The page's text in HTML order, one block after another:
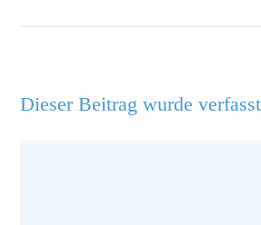
Dieser Beitrag wurde